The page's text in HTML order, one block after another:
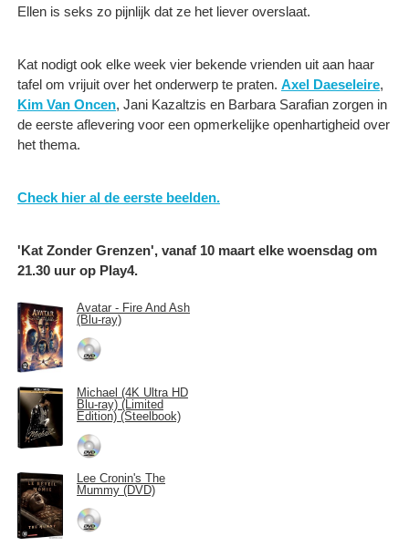
Ellen is seks zo pijnlijk dat ze het liever overslaat.
Kat nodigt ook elke week vier bekende vrienden uit aan haar
tafel om vrijuit over het onderwerp te praten. Axel Daeseleire,
Kim Van Oncen, Jani Kazaltzis en Barbara Sarafian zorgen in
de eerste aflevering voor een opmerkelijke openhartigheid over
het thema.
Check hier al de eerste beelden.
'Kat Zonder Grenzen', vanaf 10 maart elke woensdag om
21.30 uur op Play4.
Avatar - Fire And Ash
(Blu-ray)
Michael (4K Ultra HD
Blu-ray) (Limited
Edition) (Steelbook)
Lee Cronin's The
Mummy (DVD)